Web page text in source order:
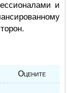
и
Оцените